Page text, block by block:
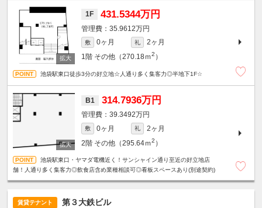
1F 431.5344万円
35.9612万円
敷 0ヶ月 礼
2ヶ月
1階 その他（270.18ｍ2 ）
池袋駅東口徒歩3分の好立地☆人通り多く集客力◎半地下1F☆
B1 314.7936万円
39.3492万円
敷 0ヶ月 礼
2ヶ月
2階 その他（295.64ｍ2 ）
池袋駅東口・ヤマダ電機近く！サンシャイン通り至近の好立地店
舗！人通り多く集客力◎飲食店含め業種相談可◎看板スペースあり(別途契約)
賃貸テナント 第３大鉄ビル